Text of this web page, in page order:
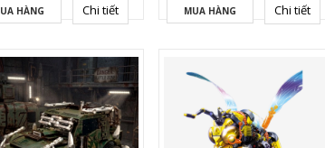
HÀNG Chi tiết MUA HÀNG Chi tiết